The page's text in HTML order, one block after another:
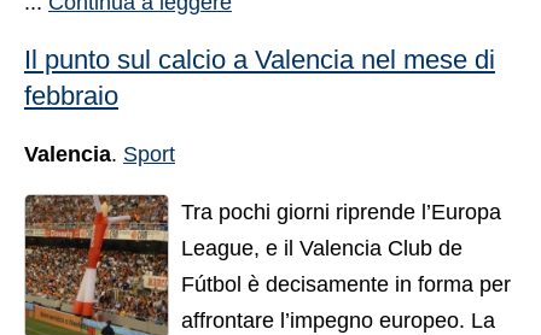
Il punto sul calcio a Valencia nel mese di
febbraio
Valencia. Sport
Tra pochi giorni riprende l’Europa
League, e il Valencia Club de
Fútbol è decisamente in forma per
affrontare l’impegno europeo. La